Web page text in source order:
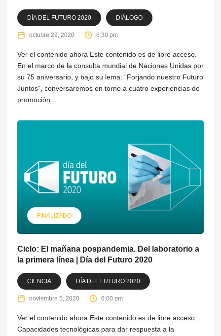
DÍA DEL FUTURO 2020 DIÁLOGO
octubre 29, 2020 6:30 pm
Ver el contenido ahora Este contenido es de libre acceso.
En el marco de la consulta mundial de Naciones Unidas por
su 75 aniversario, y bajo su lema: “Forjando nuestro Futuro
Juntos”, conversaremos en torno a cuatro experiencias de
promoción...
FINALIZADO
Ciclo: El mañana pospandemia. Del laboratorio a
la primera línea | Día del Futuro 2020
CIENCIA DÍA DEL FUTURO 2020
noviembre 5, 2020 6:00 pm
Ver el contenido ahora Este contenido es de libre acceso.
Capacidades tecnológicas para dar respuesta a la